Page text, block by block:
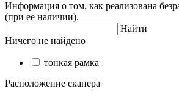
Информация о том, как реализована
(при ее наличии).
Найти
Ничего не найдено
тонкая рамка
Расположение сканера